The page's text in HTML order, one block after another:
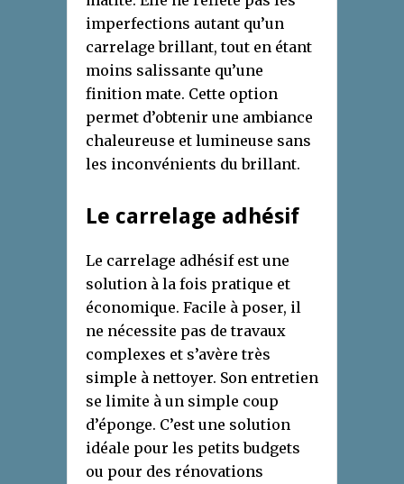
imperfections autant qu’un
carrelage brillant, tout en étant
moins salissante qu’une
finition mate. Cette option
permet d’obtenir une ambiance
chaleureuse et lumineuse sans
les inconvénients du brillant.
Le carrelage adhésif
Le carrelage adhésif est une
solution à la fois pratique et
économique. Facile à poser, il
ne nécessite pas de travaux
complexes et s’avère très
simple à nettoyer. Son entretien
se limite à un simple coup
d’éponge. C’est une solution
idéale pour les petits budgets
ou pour des rénovations